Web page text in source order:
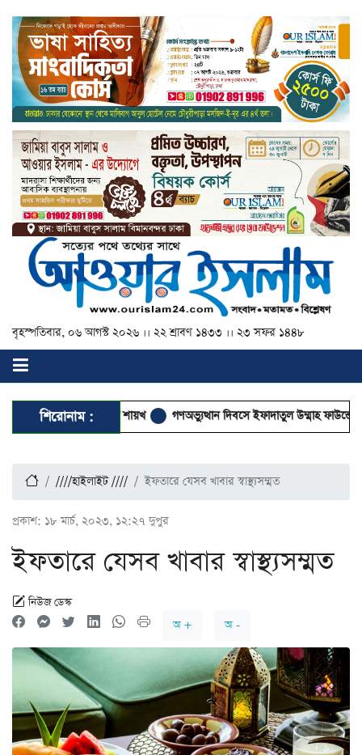
বৃহস্পতিবার, ০৬ আগস্ট ২০২৬ ।। ২২ শ্রাবণ ১৪৩৩ ।। ২৩ সফর ১৪৪৮
শিরোনাম :
খুতবা দেবেন যে দুই শায়খ গণঅভ্যুত্থান দিবসে ইফাদাতুল উম্মাহ
////হাইলাইট //// ইফতারে যেসব খাবার স্বাস্থ্যসম্মত
প্রকাশ: ১৮ মার্চ, ২০২৩, ১২:২৭ দুপুর
ইফতারে যেসব খাবার স্বাস্থ্যসম্মত
নিউজ ডেস্ক
অ +
অ -